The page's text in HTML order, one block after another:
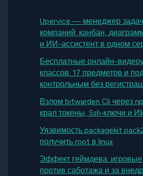
Upervice — менеджер
компаний: канбан,
и ИИ-ассистент в одном
Бесплатные онлайн-
классов: 17 предметов и
контрольным без
Взлом bitwarden Cli через
крал токены, Ssh‑ключи и
Уязвимость packagekit
получить root в linux
Эффект геймдева:
против саботажа и за